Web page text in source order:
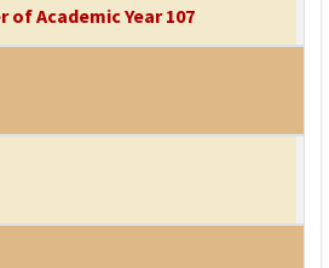
Academic Year 107